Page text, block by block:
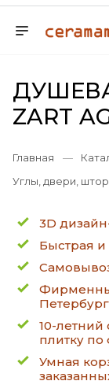
ZART
Главная —
Углы, двери,
3D
Быстрая и
10-
плитку по
Умная